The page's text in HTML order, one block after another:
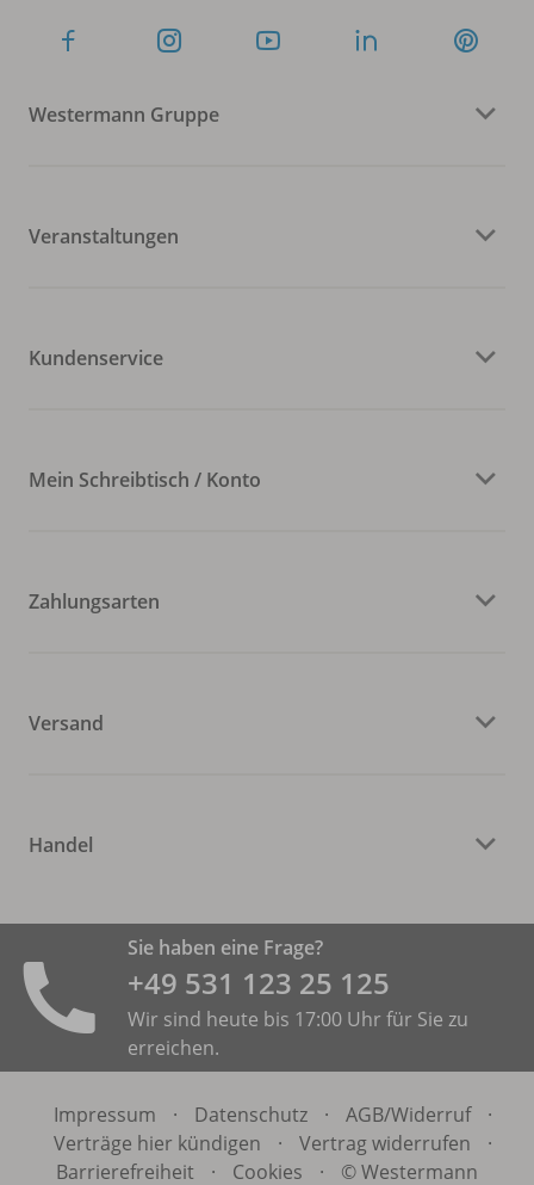
Westermann Gruppe
Veranstaltungen
Kundenservice
Mein Schreibtisch / Konto
Zahlungsarten
Versand
Handel
Sie haben eine Frage?
+49 531 ­123 25 125
Wir sind heute bis 17:00 Uhr für Sie zu
erreichen.
Impressum · Datenschutz · AGB/Widerruf
·
Verträge hier kündigen
· Vertrag widerrufen
·
Barrierefreiheit
· Cookies · © Westermann